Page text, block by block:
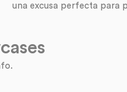
una excusa perfecta para